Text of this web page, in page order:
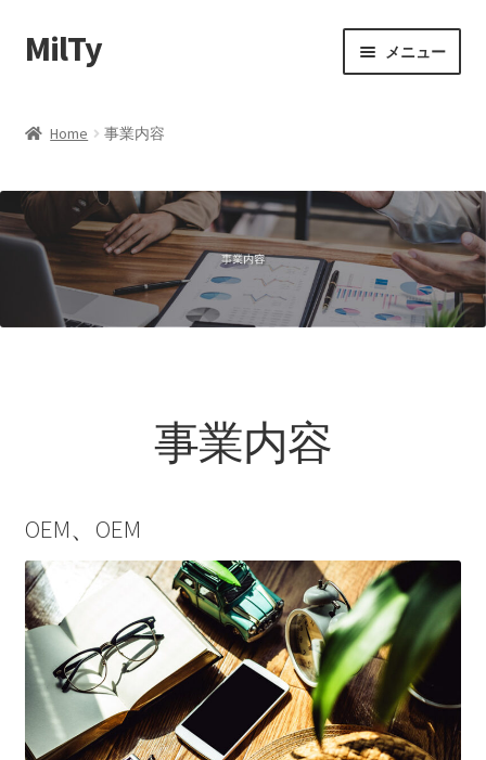
ナ
ビ
ー
ン
へ
ス
コ
ン
ン
ス
キ
ッ
MilTy メニュー
会社概要
ショップ
お問い合わせ
特定商法取引法に基づく表記
Home 事業内容
事業内容
OEM、OEM